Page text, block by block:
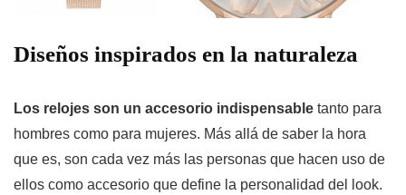
Diseños inspirados en la naturaleza
Los relojes son un accesorio indispensable tanto para
hombres como para mujeres. Más allá de saber la hora
que es, son cada vez más las personas que hacen uso de
ellos como accesorio que define la personalidad del look.